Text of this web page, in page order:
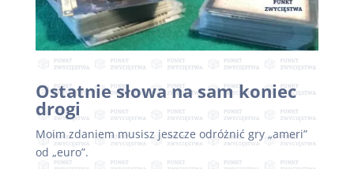
Ostatnie słowa na sam koniec
drogi
Moim zdaniem musisz jeszcze odróżnić gry „ameri”
od „euro”.